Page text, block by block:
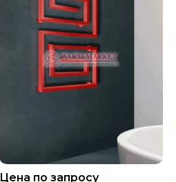
Цена по запросу